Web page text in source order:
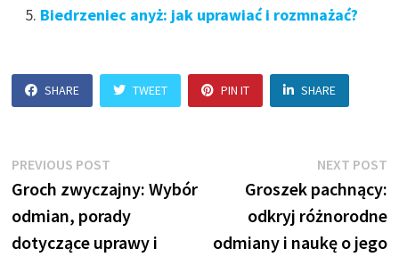
Biedrzeniec anyż: jak uprawiać i rozmnażać?
SHARE TWEET PIN IT SHARE
Nawigacja
wpisu
PREVIOUS POST
post:
Groch zwyczajny: Wybór
odmian, porady
dotyczące uprawy i
NEXT POST
Groszek pachnący:
odkryj różnorodne
odmiany i naukę o jego